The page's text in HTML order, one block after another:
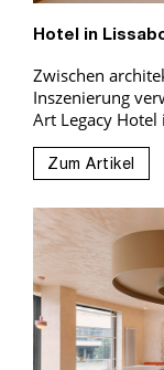
Hotel in
Zwischen
Inszenierung
Art Legacy
Zum Artikel